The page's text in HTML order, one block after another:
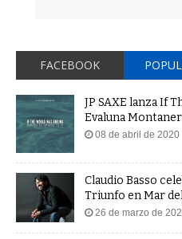
FACEBOOK
JP SAXE lanza If
Evaluna Montaner
08 de abril de 2020
Claudio Basso
Triunfo en Mar
26 de marzo de